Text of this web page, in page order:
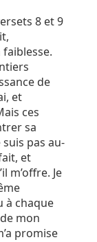
8 et 9
faiblesse.
de
et
ces
sa
pas au-
et
m’offre. Je
à chaque
mon
promise